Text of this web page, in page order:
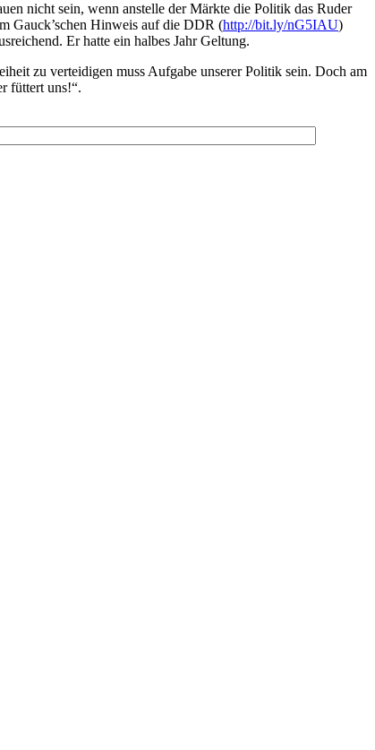
nicht sein, wenn anstelle der Märkte die Politik das Ruder
Gauck’schen Hinweis auf die DDR (http://bit.ly/nG5IAU)
Er hatte ein halbes Jahr Geltung.
zu verteidigen muss Aufgabe unserer Politik sein. Doch am
füttert uns!“.